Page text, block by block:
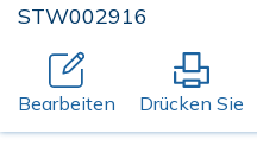
STW002916
Bearbeiten Drücken Sie